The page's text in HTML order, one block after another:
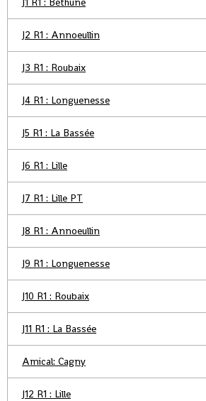
J2 R1 : Annoeullin
J3 R1 : Roubaix
J4 R1 : Longuenesse
J5 R1 : La Bassée
J6 R1 : Lille
J7 R1 : Lille PT
J8 R1 : Annoeullin
J9 R1 : Longuenesse
J10 R1 : Roubaix
J11 R1 : La Bassée
Amical: Cagny
J12 R1 : Lille